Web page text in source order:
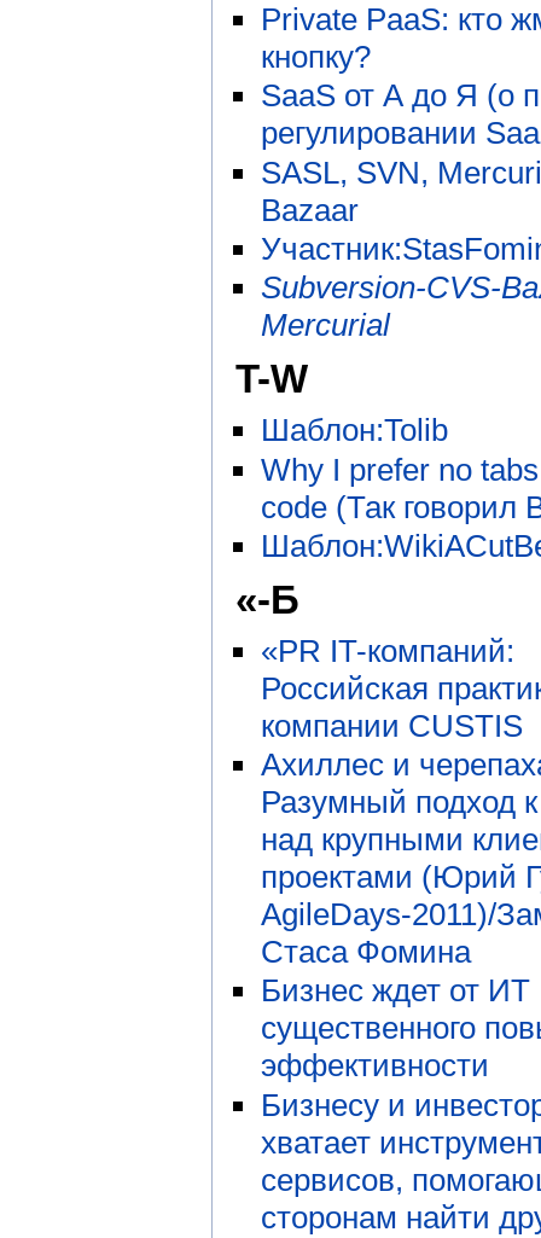
Private PaaS: кто
кнопку?
SaaS от А до Я (о
регулировании
SASL, SVN,
Bazaar
Subversion-CVS-
Mercurial
T-W
Шаблон:Tolib
Why I prefer no
code (Так говорил
«-Б
«PR IT-компаний:
Российская
компании CUSTIS
Ахиллес и
Разумный подход
над крупными
проектами (Юрий
AgileDays-2011)/
Стаса Фомина
Бизнес ждет от ИТ
существенного
эффективности
Бизнесу и
хватает
сервисов,
сторонам найти